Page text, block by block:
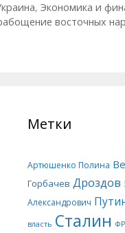
, Экономика и
восточных
Метки
Артюшенко Полина
Горбачев Дроздов
Александрович
власть Сталин